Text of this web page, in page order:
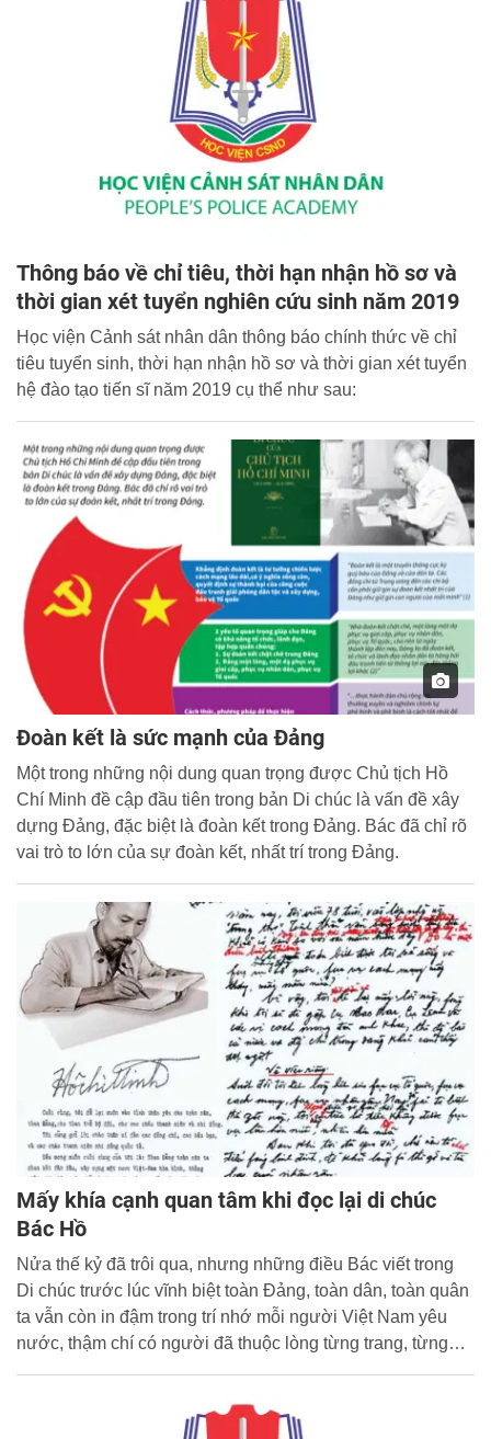
thấm nhuần đạo đức cách mạng, thật sự cần kiệm liêm
chính, chí công vô tư"[2].
Thông báo về chỉ tiêu, thời hạn nhận hồ sơ và
thời gian xét tuyển nghiên cứu sinh năm 2019
Học viện Cảnh sát nhân dân thông báo chính thức về chỉ
tiêu tuyển sinh, thời hạn nhận hồ sơ và thời gian xét tuyển
hệ đào tạo tiến sĩ năm 2019 cụ thể như sau:
Đoàn kết là sức mạnh của Đảng
Một trong những nội dung quan trọng được Chủ tịch Hồ
Chí Minh đề cập đầu tiên trong bản Di chúc là vấn đề xây
dựng Đảng, đặc biệt là đoàn kết trong Đảng. Bác đã chỉ rõ
vai trò to lớn của sự đoàn kết, nhất trí trong Đảng.
Mấy khía cạnh quan tâm khi đọc lại di chúc
Bác Hồ
Nửa thế kỷ đã trôi qua, nhưng những điều Bác viết trong
Di chúc trước lúc vĩnh biệt toàn Đảng, toàn dân, toàn quân
ta vẫn còn in đậm trong trí nhớ mỗi người Việt Nam yêu
nước, thậm chí có người đã thuộc lòng từng trang, từng